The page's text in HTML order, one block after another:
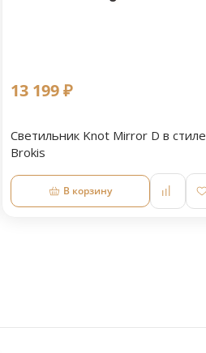
13 199 ₽
Светильник Knot Mirror D в стиле
Brokis
В корзину